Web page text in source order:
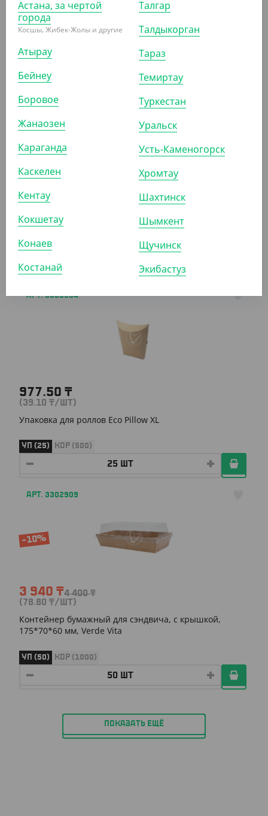
треугольная, крафт, DoECO
УП (50) КОР (600)
АРТ. 3301404
3 225₸
(64.50
Упаковка под сендвичи Sandwich 70, 130*130*70 мм,
крафт, треугольная, DoECO
УП (50)
АРТ. 3303904
977.50 ₸
(39.10 ₸/ШТ)
Упаковка для роллов Eco Pillow XL
УП (25) КОР (500)
АРТ. 3302909
-10%
3 940 ₸4 400₸
(78.80 ₸/ШТ)
Контейнер бумажный для сэндвича, с крышкой,
175*70*60 мм, Verde Vita
УП (50) КОР (1000)
ПОКАЗАТЬ ЕЩЁ
Астана, за чертой
города
Косшы, Жибек-Жолы и другие
Атырау
Бейнеу
Боровое
Жанаозен
Караганда
Каскелен
Кентау
Кокшетау
Конаев
Костанай
Талгар
Талдыкорган
Тараз
Темиртау
Туркестан
Уральск
Усть-Каменогорск
Хромтау
Шахтинск
Шымкент
Щучинск
Экибастуз